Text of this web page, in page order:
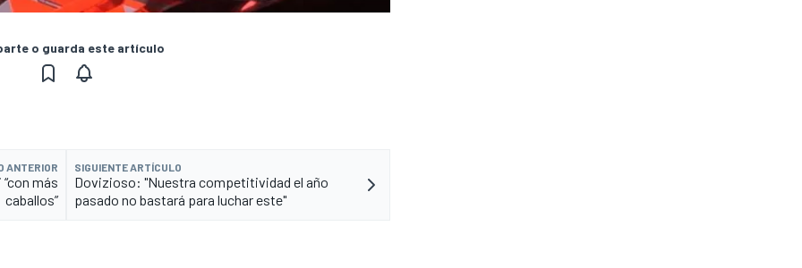
o guarda este artículo
ANTERIOR
más
caballos”
SIGUIENTE ARTÍCULO
Dovizioso: "Nuestra competitividad el año
pasado no bastará para luchar este"